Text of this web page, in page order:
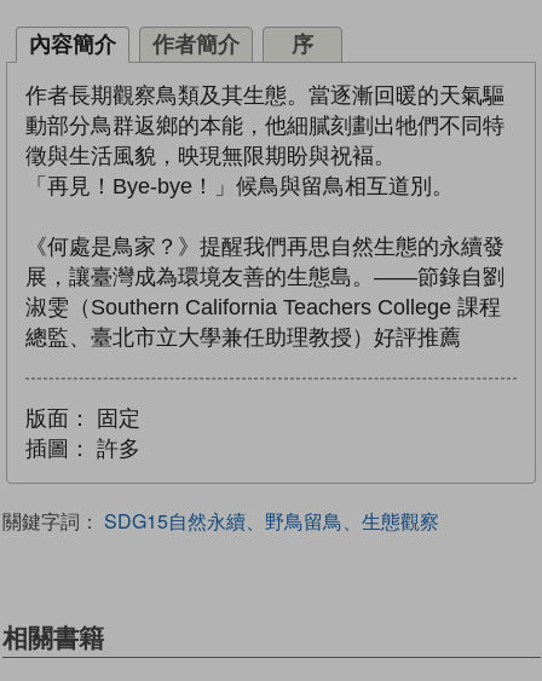
內容簡介 作者簡介 序
作者長期觀察鳥類及其生態。當逐漸回暖的天氣驅
動部分鳥群返鄉的本能，他細膩刻劃出牠們不同特
徵與生活風貌，映現無限期盼與祝褔。
「再見！Bye-bye！」候鳥與留鳥相互道別。
《何處是鳥家？》提醒我們再思自然生態的永續發
展，讓臺灣成為環境友善的生態島。――節錄自劉
淑雯（Southern California Teachers College 課程
總監、臺北市立大學兼任助理教授）好評推薦
版面：
固定
插圖：
許多
關鍵字詞： SDG15自然永續、野鳥留鳥、生態觀察
相關書籍